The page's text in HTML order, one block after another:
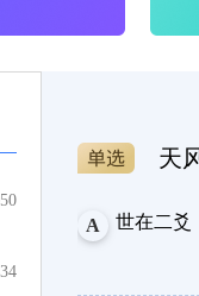
天
A 世在二爻